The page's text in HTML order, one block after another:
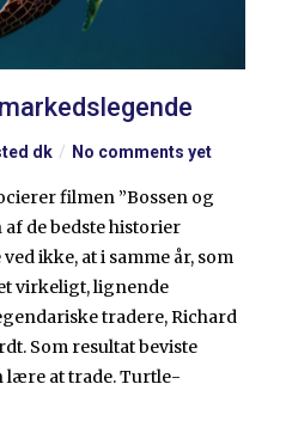
dk No comments yet
filmen ”Bossen og
af de bedste historier
ikke, at i samme år, som
virkeligt, lignende
tradere, Richard
Som resultat beviste
lære at trade. Turtle-